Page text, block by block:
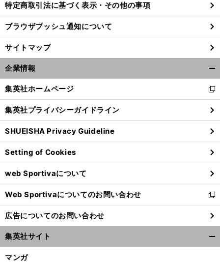
。
前
へ
特定商取引法に基づく表示・その他の事項
ブラウザプッシュ通知について
サイトマップ
企業情報
閉
る
集英社ホームページ
新
し
い
ウ
ィ
ン
ド
ウ
で
開
く
集英社プライバシーガイドライン
SHUEISHA Privacy Guideline
Setting of Cookies
web Sportivaについて
Web Sportivaについてのお問い合わせ
新
し
い
ウ
ィ
ン
広告についてのお問い合わせ
集英社サイト
マンガ